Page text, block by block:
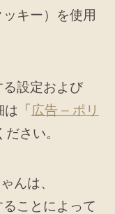
キー）を使用
設定および
「 広告 – ポリ
ださい。
んは、
ことによって